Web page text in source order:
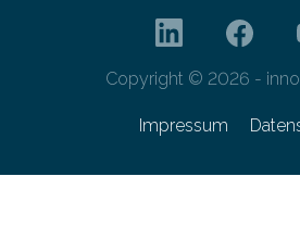
Copyright © 2026 -
Impressum